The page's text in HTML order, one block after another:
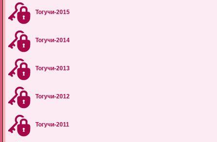
Тогучи-2015
Тогучи-2014
Тогучи-2013
Тогучи-2012
Тогучи-2011